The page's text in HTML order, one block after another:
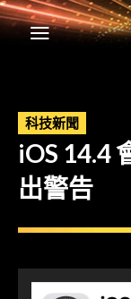
科技新聞
iOS 14.4
出警告